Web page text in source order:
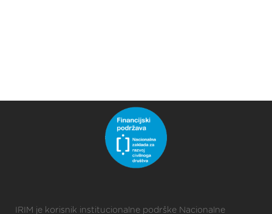
IRIM je korisnik institucionalne podrške Nacionalne